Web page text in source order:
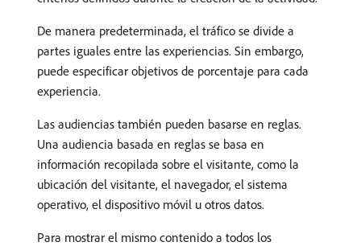
De manera predeterminada, el tráfico se divide a
partes iguales entre las experiencias. Sin embargo,
puede especificar objetivos de porcentaje para cada
experiencia.
Las audiencias también pueden basarse en reglas.
Una audiencia basada en reglas se basa en
información recopilada sobre el visitante, como la
ubicación del visitante, el navegador, el sistema
operativo, el dispositivo móvil u otros datos.
Para mostrar el mismo contenido a todos los